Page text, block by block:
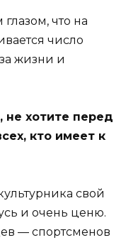
что на
число
жизни и
хотите перед
кто имеет к
свой
и очень ценю.
— спортсменов